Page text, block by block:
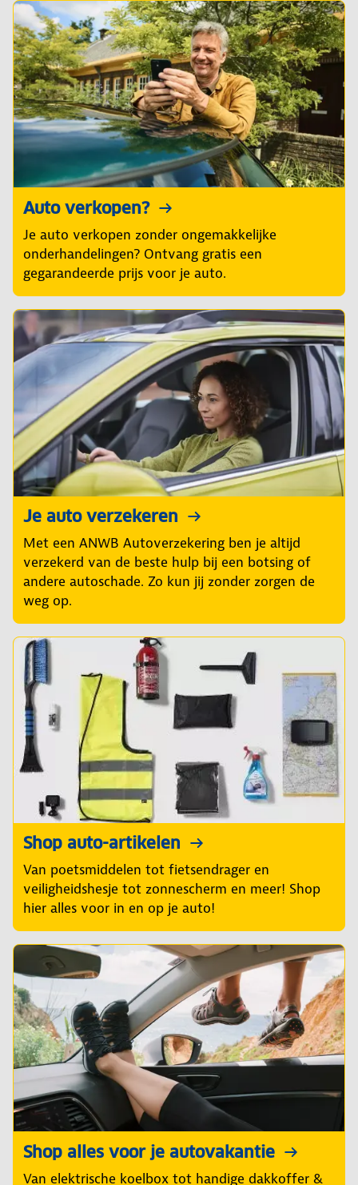
Auto verkopen?
Je auto verkopen zonder ongemakkelijke
onderhandelingen? Ontvang gratis een
gegarandeerde prijs voor je auto.
Je auto verzekeren
Met een ANWB Autoverzekering ben je altijd
verzekerd van de beste hulp bij een botsing of
andere autoschade. Zo kun jij zonder zorgen de
weg op.
Shop auto-artikelen
Van poetsmiddelen tot fietsendrager en
veiligheidshesje tot zonnescherm en meer! Shop
hier alles voor in en op je auto!
Shop alles voor je autovakantie
Van elektrische koelbox tot handige dakkoffer &